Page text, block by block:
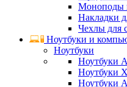
Моноподы
Накладки
Чехлы для
Ноутбуки и
Ноутбуки
Ноутбуки
Ноутбуки
Ноутбуки